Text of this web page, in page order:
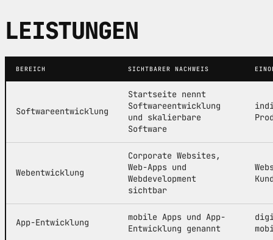
LEISTUNGEN
BEREICH SICHTBARER NACHWEIS
Softwareentwicklung
Startseite nennt
Softwareentwicklung
und skalierbare
Software
Webentwicklung
Corporate Websites,
Web-Apps und
Webdevelopment
sichtbar
App-Entwicklung
mobile Apps und App-
Entwicklung genannt